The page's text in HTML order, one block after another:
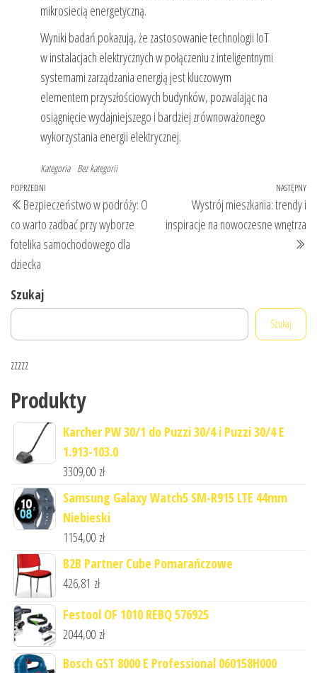
mikrosiecią energetyczną.
Wyniki badań pokazują, że zastosowanie technologii IoT
w instalacjach elektrycznych w połączeniu z inteligentnymi
systemami zarządzania energią jest kluczowym
elementem przyszłościowych budynków, pozwalając na
osiągnięcie wydajniejszego i bardziej zrównoważonego
wykorzystania energii elektrycznej.
Kategoria Bez kategorii
Nawigacja
wpisu
Poprzedni
wpis
POPRZEDNI
Bezpieczeństwo w podróży: O
co warto zadbać przy wyborze
fotelika samochodowego dla
dziecka
NASTĘPNY
Wystrój mieszkania: trendy i
inspiracje na nowoczesne wnętrza
Szukaj
Szukaj
zzzzz
Produkty
Karcher PW 30/1 do Puzzi 30/4 i Puzzi 30/4 E
1.913-103.0
3309,00 zł
Samsung Galaxy Watch5 SM-R915 LTE 44mm
Niebieski
1154,00 zł
B2B Partner Cube Pomarańczowe
426,81 zł
Festool OF 1010 REBQ 576925
2044,00 zł
Bosch GST 8000 E Professional 060158H000